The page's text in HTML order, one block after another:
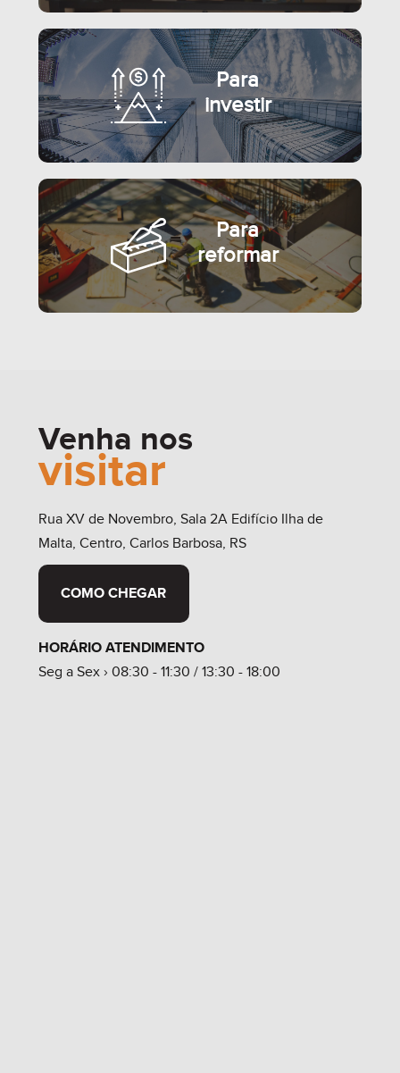
Para
investir
Para
reformar
Venha nos
visitar
Rua XV de Novembro, Sala 2A Edifício Ilha de
Malta, Centro, Carlos Barbosa, RS
COMO CHEGAR
HORÁRIO ATENDIMENTO
Seg a Sex › 08:30 - 11:30 / 13:30 - 18:00